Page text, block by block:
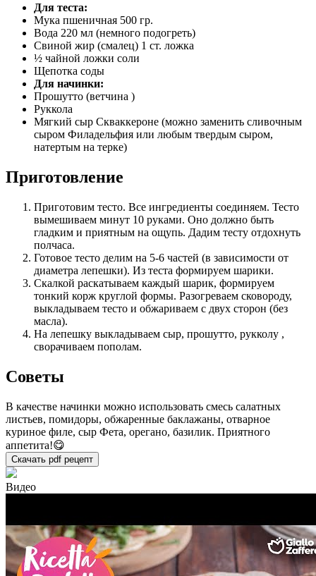
Для теста:
Мука пшеничная 500 гр.
Вода 220 мл (немного подогреть)
Свиной жир (смалец) 1 ст. ложка
½ чайной ложки соли
Щепотка соды
Для начинки:
Прошутто (ветчина )
Руккола
Мягкий сыр Скваккероне (можно заменить сливочным
сыром Филадельфия или любым твердым сыром,
натертым на терке)
Приготовление
Приготовим тесто. Все ингредиенты соединяем. Тесто
вымешиваем минут 10 руками. Оно должно быть
гладким и приятным на ощупь. Дадим тесту отдохнуть
полчаса.
Готовое тесто делим на 5-6 частей (в зависимости от
диаметра лепешки). Из теста формируем шарики.
Скалкой раскатываем каждый шарик, формируем
тонкий корж круглой формы. Разогреваем сковороду,
выкладываем тесто и обжариваем с двух сторон (без
масла).
На лепешку выкладываем сыр, прошутто, рукколу ,
сворачиваем пополам.
Советы
В качестве начинки можно использовать смесь салатных
листьев, помидоры, обжаренные баклажаны, отварное
куриное филе, сыр Фета, орегано, базилик. Приятного
аппетита!😋
Скачать pdf рецепт
Видео